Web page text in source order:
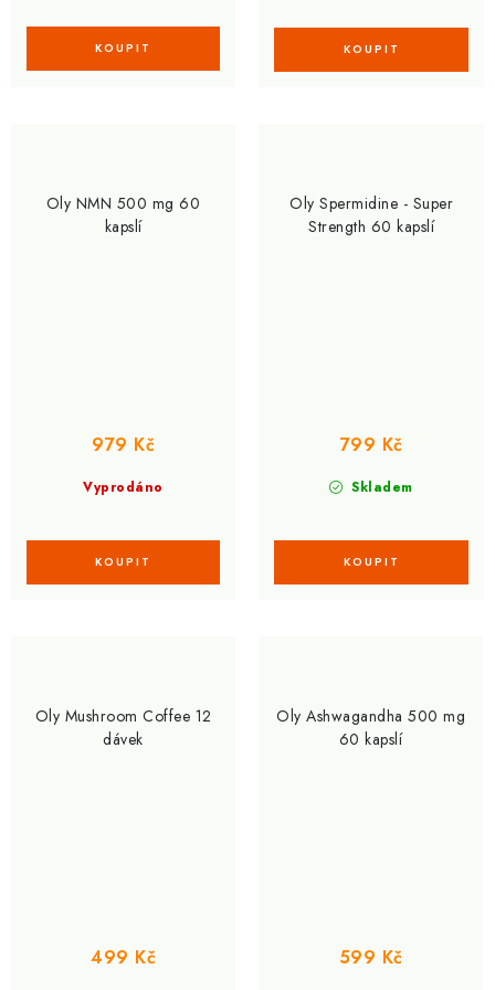
Oly NMN 500 mg 60
kapslí
Vyprodáno
979 Kč
Oly Spermidine - Super
Strength 60 kapslí
Skladem
799 Kč
Oly Mushroom Coffee 12
dávek
499 Kč
Oly Ashwagandha 500 mg
60 kapslí
599 Kč